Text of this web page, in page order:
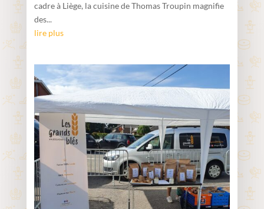
cadre à Liège, la cuisine de Thomas Troupin magnifie
des...
lire plus